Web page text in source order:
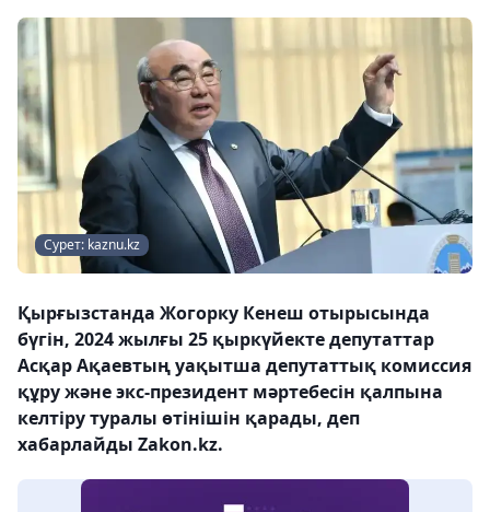
Сурет: kaznu.kz
Қырғызстанда Жогорку Кенеш отырысында
бүгін, 2024 жылғы 25 қыркүйекте депутаттар
Асқар Ақаевтың уақытша депутаттық комиссия
құру және экс-президент мәртебесін қалпына
келтіру туралы өтінішін қарады, деп
хабарлайды Zakon.kz.